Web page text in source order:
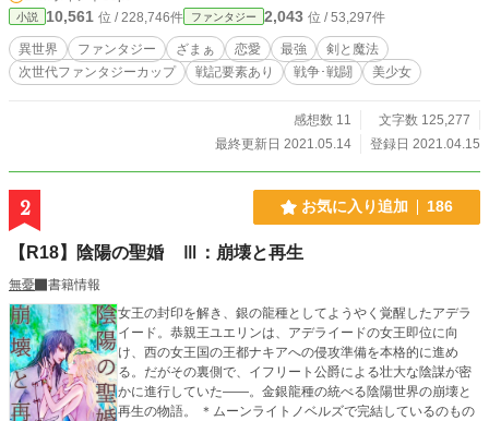
けでなく、効果も全ステータス１０倍アップに進化しています。これが無くなっ
てしまえば、大きな戦力ダウンに……」 「アッハッハッハッハッハッハ！ 見
苦しい言い訳だ！ 全ステータス１０倍アップだと？ バカバカしい。そんな嘘
八百を並べ立ててまで、この俺の最強騎士団に残りたいのか！？」 そうして
０倍にアップすることに気づいた。 その力で、敵国の刺客に襲われた王女様
を助けて、新設された魔法騎士団の団長に任命される。 一方で、僕のバフ
だったのは、アベル様のお力があったればこそです！」 これは外れスキル持
ちとバカにされ続けた少年が、その力で成り上がって王女に溺愛され、国の英雄
となる物語。
小説 10,561 位 / 228,746件 ファンタジー 2,043 位 / 53,297件
異世界 ファンタジー ざまぁ 恋愛 最強
剣と魔法
次世代ファンタジーカップ
戦記要素あり 戦争･戦闘 美少女
感想数 11
文字数 125,277
最終更新日 2021.05.14
登録日 2021.04.15
2 お気に入り追加 186
【R18】陰陽の聖婚 Ⅲ：崩壊と再生
無憂
書籍情報
女王の封印を解き、銀の龍種としてようやく覚醒したアデラ
イード。恭親王ユエリンは、アデライードの女王即位に向
け、西の女王国の王都ナキアへの侵攻準備を本格的に進め
る。だがその裏側で、イフリート公爵による壮大な陰謀が密
かに進行していた――。金銀龍種の統べる陰陽世界の崩壊と
再生の物語。 ＊ムーンライトノベルズで完結しているのもの